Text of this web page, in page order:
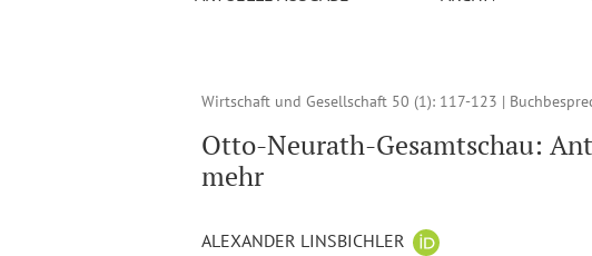
Wirtschaft und Gesellschaft 50 (1): 117-123 |
Otto-Neurath-Gesamtschau:
mehr
ALEXANDER LINSBICHLER